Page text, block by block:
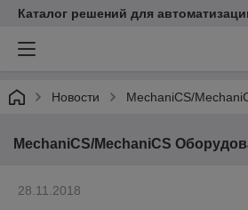
Каталог решений для
Новости MechaniCS/
MechaniCS/MechaniCS
28.11.2018